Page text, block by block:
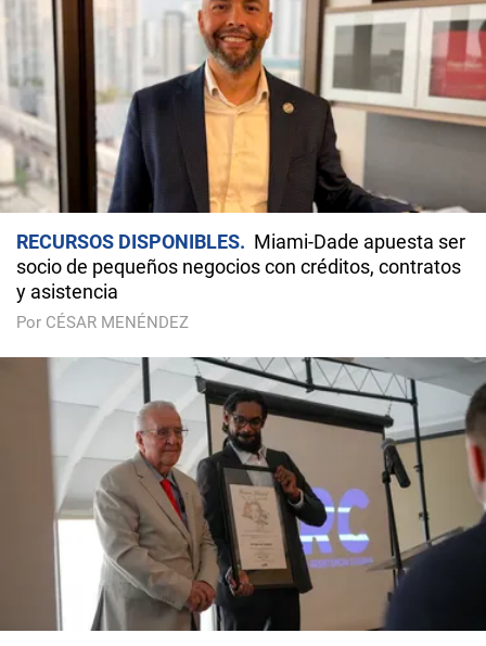
RECURSOS DISPONIBLES
Miami-Dade apuesta ser
socio de pequeños negocios con créditos, contratos
y asistencia
Por CÉSAR MENÉNDEZ